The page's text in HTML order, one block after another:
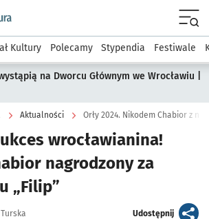
wroclaw.pl podserwis: Kultura
Kultury Polecamy Stypendia Festiwale
na Dworcu Głównym we Wrocławiu |
Aktualności Orły 2024. Nikodem Chabior z
wrocławianina!
nagrodzony za
„Filip”
Udostępnijartykuł